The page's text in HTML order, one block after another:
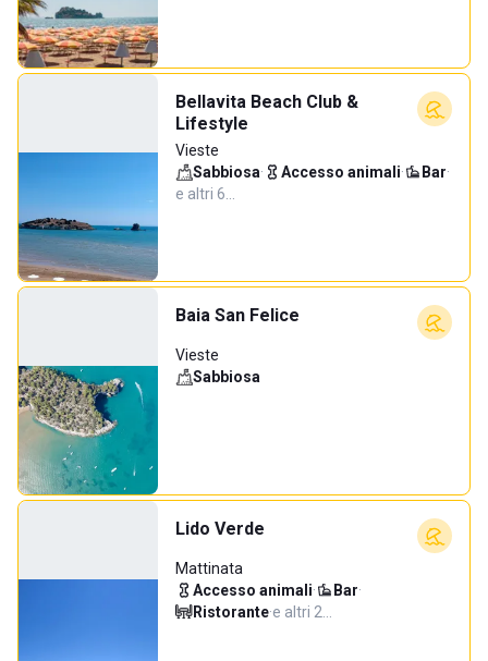
Bellavita Beach Club &
Lifestyle
Vieste
Sabbiosa· Accesso animali· Bar·
e altri 6…
Baia San Felice
Vieste
Sabbiosa
Lido Verde
Mattinata
Accesso animali· Bar·
Ristorante·e altri 2…